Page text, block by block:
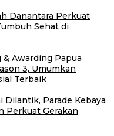
Danantara Perkuat
Sehat di
Awarding Papua
3, Umumkan
Terbaik
Dilantik, Parade Kebaya
Perkuat Gerakan